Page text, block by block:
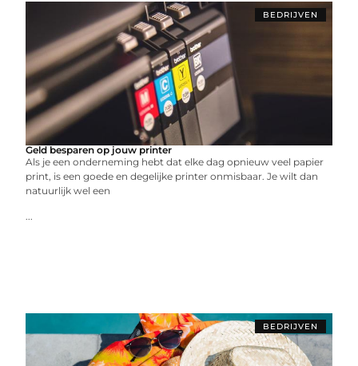
BEDRIJVEN
Geld besparen op jouw printer
Als je een onderneming hebt dat elke dag opnieuw veel papier
print, is een goede en degelijke printer onmisbaar. Je wilt dan
natuurlijk wel een
...
BEDRIJVEN